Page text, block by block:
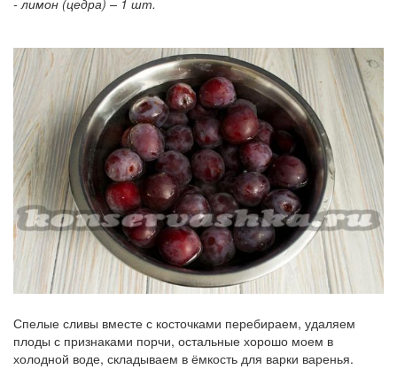
- лимон (цедра) – 1 шт.
Спелые сливы вместе с косточками перебираем, удаляем
плоды с признаками порчи, остальные хорошо моем в
холодной воде, складываем в ёмкость для варки варенья.